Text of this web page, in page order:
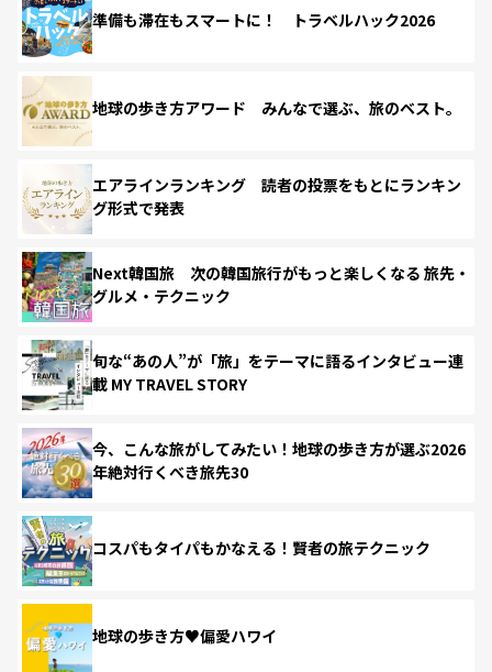
準備も滞在もスマートに！ トラベルハック2026
地球の歩き方アワード みんなで選ぶ、旅のベスト。
エアラインランキング 読者の投票をもとにランキン
グ形式で発表
Next韓国旅 次の韓国旅行がもっと楽しくなる 旅先・
グルメ・テクニック
旬な“あの人”が「旅」をテーマに語るインタビュー連
載 MY TRAVEL STORY
今、こんな旅がしてみたい！地球の歩き方が選ぶ2026
年絶対行くべき旅先30
コスパもタイパもかなえる！賢者の旅テクニック
地球の歩き方♥偏愛ハワイ